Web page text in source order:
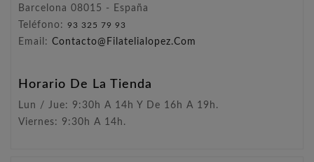
Barcelona 08015 - España
Teléfono: 93 325 79 93
Email: Contacto@filatelialopez.com
Horario De La Tienda
Lun / Jue: 9:30h A 14h Y De 16h A 19h.
Viernes: 9:30h A 14h.